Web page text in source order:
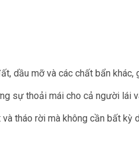
dầu mỡ và các chất bẩn
sự thoải mái cho cả người lái
tháo rời mà không cần bất kỳ